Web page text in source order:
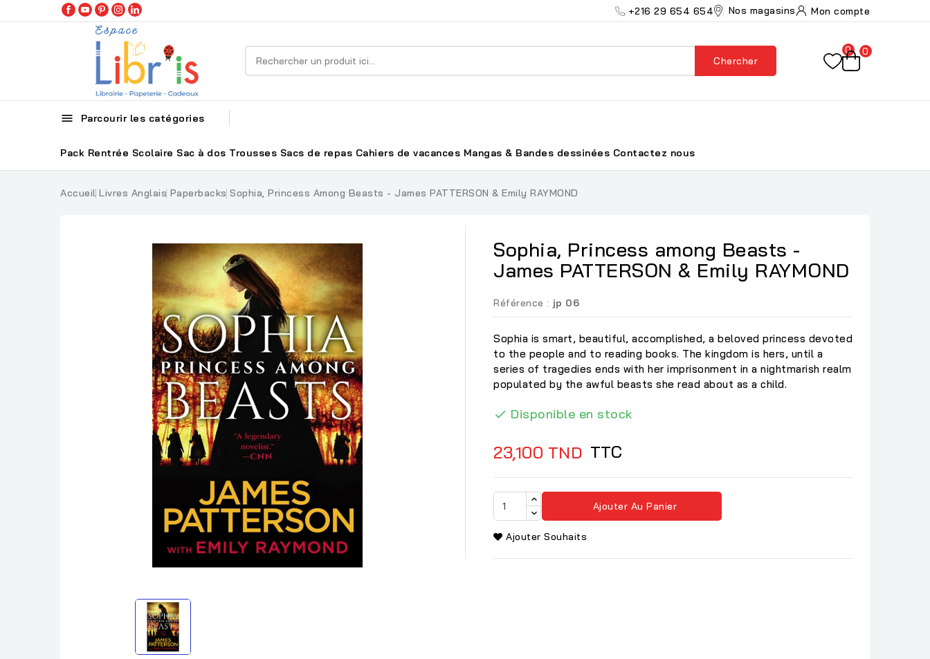
+216 29 654 654 Nos magasins Mon compte
Chercher
0 0
 Parcourir les catégories
Pack Rentrée Scolaire Sac à dos Trousses Sacs de repas Cahiers de vacances Mangas & Bandes dessinées Contactez nous
Accueil Livres Anglais Paperbacks Sophia, Princess Among Beasts - James PATTERSON & Emily RAYMOND
Sophia, Princess among Beasts -
James PATTERSON & Emily RAYMOND
Référence : jp 06
Sophia is smart, beautiful, accomplished, a beloved princess devoted
to the people and to reading books. The kingdom is hers, until a
series of tragedies ends with her imprisonment in a nightmarish realm
populated by the awful beasts she read about as a child.
 Disponible en stock
23,100 TND TTC
Ajouter Au Panier
Ajouter Souhaits